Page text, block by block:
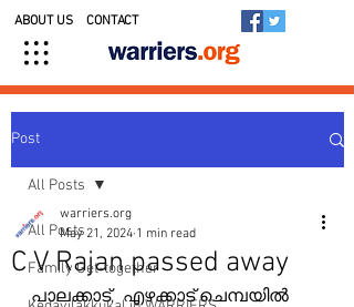
ABOUT US CONTACT
Post
All Posts
Family Get-together
All Posts
C V Rajan passed away
warriers.org
May 21, 2024 1 min read
പാലക്കാട്,  എഴക്കാട് ചെമ്പയിൽ